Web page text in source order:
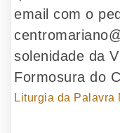
email com o
solenidade da
Formosura do
Liturgia da Palavra